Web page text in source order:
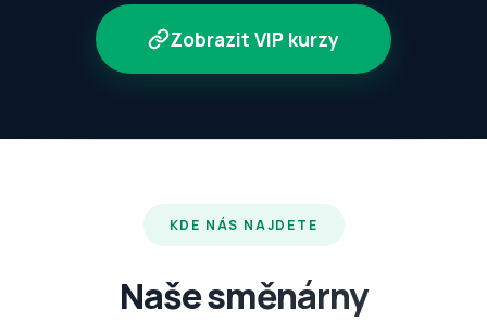
Zobrazit VIP kurzy
KDE NÁS NAJDETE
Naše směnárny